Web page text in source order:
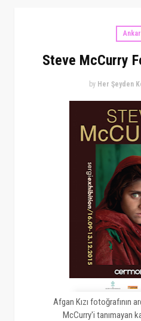
Steve McCurry
by Her Şeyden
Afgan Kızı fotoğrafının
McCurry'i tanımayan